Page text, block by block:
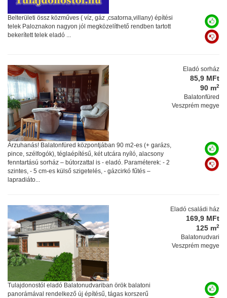
Belterületi össz közműves ( víz, gáz ,csatorna,villany) építési
telek Paloznakon nagyon jól megközelíthető rendben tartott
bekerített telek eladó ...
Eladó sorház
85,9 MFt
90 m2
Balatonfüred
Veszprém megye
Árzuhanás! Balatonfüred központjában 90 m2-es (+ garázs,
pince, szélfogók), téglaépítésű, két utcára nyíló, alacsony
fenntartású sorház – bútorzattal is - eladó. Paraméterek: - 2
szintes, - 5 cm-es külső szigetelés, - gázcirkó fűtés –
lapradiáto...
Eladó családi ház
169,9 MFt
125 m2
Balatonudvari
Veszprém megye
Tulajdonostól eladó Balatonudvariban örök balatoni
panorámával rendelkező új építésű, tágas korszerű